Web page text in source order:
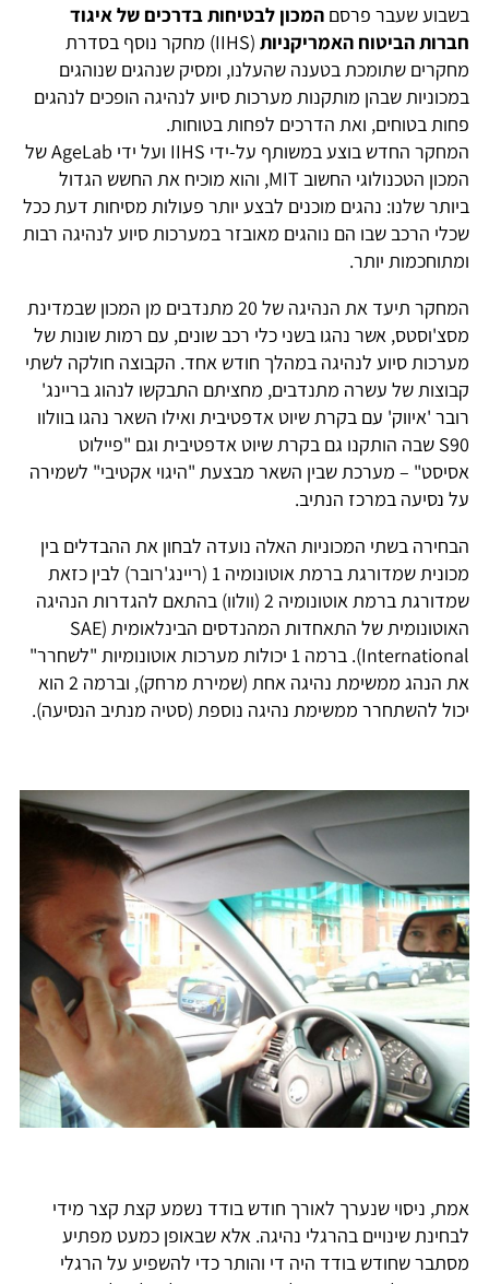
בשבוע שעבר פרסם המכון לבטיחות בדרכים של איגוד
חברות הביטוח האמריקניות
(IIHS) מחקר נוסף בסדרת
מחקרים שתומכת בטענה שהעלנו, ומסיק שנהגים שנוהגים
במכוניות שבהן מותקנות מערכות סיוע לנהיגה הופכים לנהגים
פחות בטוחים, ואת הדרכים לפחות בטוחות.
המחקר החדש בוצע במשותף על-ידי IIHS ועל ידי AgeLab של
המכון הטכנולוגי החשוב MIT, והוא מוכיח את החשש הגדול
ביותר שלנו: נהגים מוכנים לבצע יותר פעולות מסיחות דעת ככל
שכלי הרכב שבו הם נוהגים מאובזר במערכות סיוע לנהיגה רבות
ומתוחכמות יותר.
המחקר תיעד את הנהיגה של 20 מתנדבים מן המכון שבמדינת
מסצ'וסטס, אשר נהגו בשני כלי רכב שונים, עם רמות שונות של
מערכות סיוע לנהיגה במהלך חודש אחד. הקבוצה חולקה לשתי
קבוצות של עשרה מתנדבים, מחציתם התבקשו לנהוג בריינג'
רובר 'איווק' עם בקרת שיוט אדפטיבית ואילו השאר נהגו בוולוו
S90 שבה הותקנו גם בקרת שיוט אדפטיבית וגם "פיילוט
אסיסט" – מערכת שבין השאר מבצעת "היגוי אקטיבי" לשמירה
על נסיעה במרכז הנתיב.
הבחירה בשתי המכוניות האלה נועדה לבחון את ההבדלים בין
מכונית שמדורגת ברמת אוטונומיה 1 (ריינג'רובר) לבין כזאת
שמדורגת ברמת אוטונומיה 2 (וולוו) בהתאם להגדרות הנהיגה
האוטונומית של התאחדות המהנדסים הבינלאומית (SAE
International). ברמה 1 יכולות מערכות אוטונומיות "לשחרר"
את הנהג ממשימת נהיגה אחת (שמירת מרחק), וברמה 2 הוא
יכול להשתחרר ממשימת נהיגה נוספת (סטיה מנתיב הנסיעה).
אמת, ניסוי שנערך לאורך חודש בודד נשמע קצת קצר מידי
לבחינת שינויים בהרגלי נהיגה. אלא שבאופן כמעט מפתיע
מסתבר שחודש בודד היה די והותר כדי להשפיע על הרגלי